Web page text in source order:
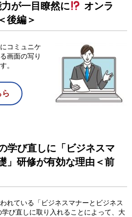
が一目瞭然に
オンラ
後編＞
コミュニケ
画面の写り
。
学び直しに「ビジネスマ
」研修が有効な理由＜前
れている「ビジネスマナーとビジネス
び直しに取り入れることによって、大